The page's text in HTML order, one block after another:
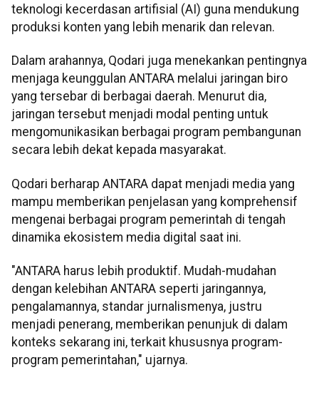
teknologi kecerdasan artifisial (AI) guna mendukung
produksi konten yang lebih menarik dan relevan.
Dalam arahannya, Qodari juga menekankan pentingnya
menjaga keunggulan ANTARA melalui jaringan biro
yang tersebar di berbagai daerah. Menurut dia,
jaringan tersebut menjadi modal penting untuk
mengomunikasikan berbagai program pembangunan
secara lebih dekat kepada masyarakat.
Qodari berharap ANTARA dapat menjadi media yang
mampu memberikan penjelasan yang komprehensif
mengenai berbagai program pemerintah di tengah
dinamika ekosistem media digital saat ini.
"ANTARA harus lebih produktif. Mudah-mudahan
dengan kelebihan ANTARA seperti jaringannya,
pengalamannya, standar jurnalismenya, justru
menjadi penerang, memberikan penunjuk di dalam
konteks sekarang ini, terkait khususnya program-
program pemerintahan," ujarnya.